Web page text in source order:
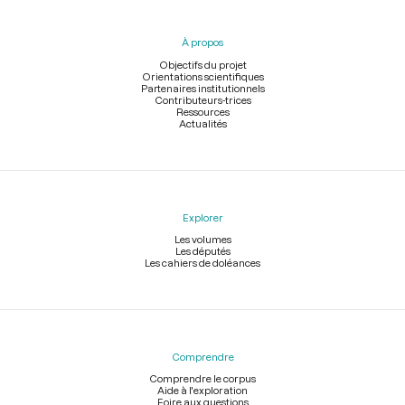
À propos
Objectifs du projet
Orientations scientifiques
Partenaires institutionnels
Contributeurs-trices
Ressources
Actualités
Explorer
Les volumes
Les députés
Les cahiers de doléances
Comprendre
Comprendre le corpus
Aide à l'exploration
Foire aux questions